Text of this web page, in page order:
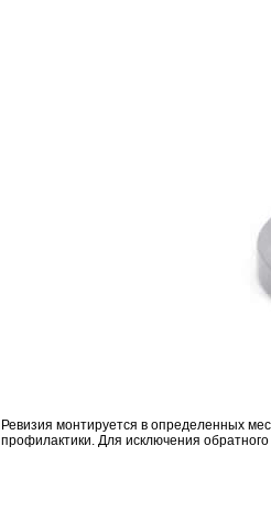
Ревизия монтируется в определенных
профилактики. Для исключения